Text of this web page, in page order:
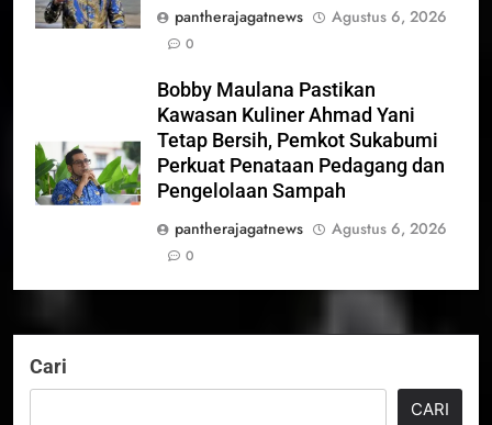
pantherajagatnews
Agustus 6, 2026
0
Bobby Maulana Pastikan
Kawasan Kuliner Ahmad Yani
Tetap Bersih, Pemkot Sukabumi
Perkuat Penataan Pedagang dan
Pengelolaan Sampah
pantherajagatnews
Agustus 6, 2026
0
Cari
CARI